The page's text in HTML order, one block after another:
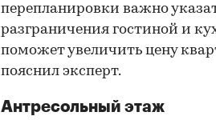
перепланировки важно
разграничения гостиной и
поможет увеличить цену
пояснил эксперт.
Антресольный этаж